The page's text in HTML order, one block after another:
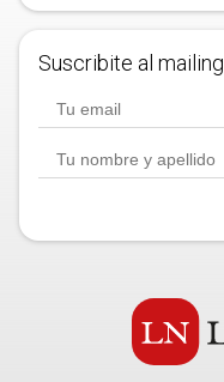
Suscribite al mailing.